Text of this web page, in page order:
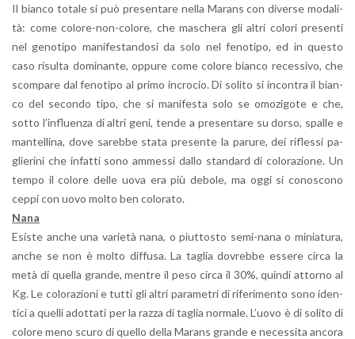
Il bian­co to­ta­le si può pre­sen­ta­re nella Ma­rans con di­ver­se mo­da­li­
tà: come co­lo­re-non-co­lo­re, che ma­sche­ra gli altri co­lo­ri pre­sen­ti
nel ge­no­ti­po ma­ni­fe­stan­do­si da solo nel fe­no­ti­po, ed in que­sto
caso ri­sul­ta do­mi­nan­te, op­pu­re come co­lo­re bian­co re­ces­si­vo, che
scom­pa­re dal fe­no­ti­po al primo in­cro­cio. Di so­li­to si in­con­tra il bian­
co del se­con­do tipo, che si ma­ni­fe­sta solo se omo­zi­go­te e che,
sotto l’in­fluen­za di altri geni, tende a pre­sen­ta­re su dorso, spal­le e
man­tel­li­na, dove sa­reb­be stata pre­sen­te la pa­ru­re, dei ri­fles­si pa­
glie­ri­ni che in­fat­ti sono am­mes­si dallo stan­dard di co­lo­ra­zio­ne. Un
tempo il co­lo­re delle uova era più de­bo­le, ma oggi si co­no­sco­no
ceppi con uovo molto ben co­lo­ra­to.
Nana
Esi­ste anche una va­rie­tà nana, o piut­to­sto se­mi-na­na o mi­nia­tu­ra,
anche se non è molto dif­fu­sa. La ta­glia do­vreb­be es­se­re circa la
metà di quel­la gran­de, men­tre il peso circa il 30%, quin­di at­tor­no al
Kg. Le co­lo­ra­zio­ni e tutti gli altri pa­ra­me­tri di ri­fe­ri­men­to sono iden­
ti­ci a quel­li adot­ta­ti per la razza di ta­glia nor­ma­le. L’uo­vo è di so­li­to di
co­lo­re meno scuro di quel­lo della Ma­rans gran­de e ne­ces­si­ta an­co­ra